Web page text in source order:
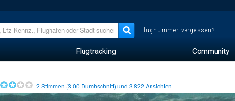
Flugnummer vergessen?
Flugtracking Community
2 Stimmen (3.00 Durchschnitt) und3.822 Ansichten